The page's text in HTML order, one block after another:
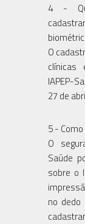
4 -
O
clínicas
IAPEP-
27 de
5 -
O
Saúde
sobre o
no